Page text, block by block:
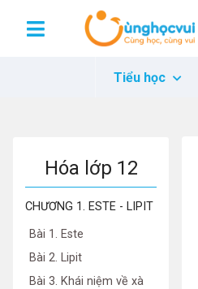
Tiểu học
Hóa lớp 12
CHƯƠNG 1. ESTE - LIPIT
Bài 1. Este
Bài 2. Lipit
Bài 3. Khái niệm về xà